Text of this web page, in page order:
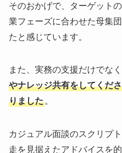
そのおかげで、ターゲット
業フェーズに合わせた母集
たと感じています。
また、実務の支援だけでなく
やナレッジ共有をしてくだ
りました。
カジュアル面談のスクリプ
走を見据えたアドバイスを